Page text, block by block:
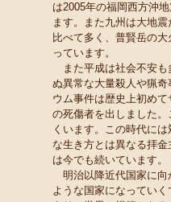
は2005年の福岡西方沖
ます。また九州は大地
比べて多く、普賢岳の
っています。
また平成は社会不安も
ぬ異常な大量殺人や猟
ウム事件は歴史上初め
の死傷者を出しました
くいます。この時代に
な生き方とは異なる拝
は今でも続いています。
明治以降近代国家に向
ような国家になってい